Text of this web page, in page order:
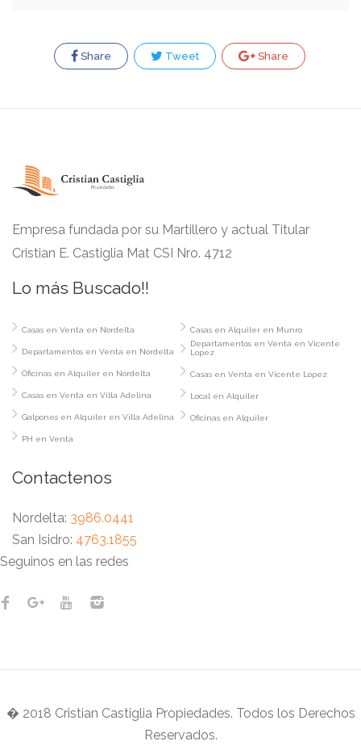
Share Tweet Share
Empresa fundada por su Martillero y actual Titular
Cristian E. Castiglia Mat CSI Nro. 4712
Lo más Buscado!!
Casas en Venta en Nordelta
Departamentos en Venta en Nordelta
Oficinas en Alquiler en Nordelta
Casas en Venta en Villa Adelina
Galpones en Alquiler en Villa Adelina
PH en Venta
Casas en Alquiler en Munro
Departamentos en Venta en Vicente
Lopez
Casas en Venta en Vicente Lopez
Local en Alquiler
Oficinas en Alquiler
Contactenos
Nordelta: 3986.0441
San Isidro: 4763.1855
Seguinos en las redes
� 2018 Cristian Castiglia Propiedades. Todos los Derechos
Reservados.